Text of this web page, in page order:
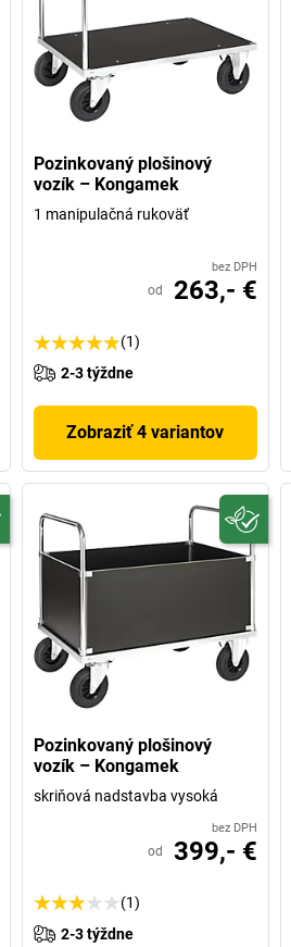
Pozinkovaný plošinový
vozík – Kongamek
1 manipulačná rukoväť
bez DPH
od 263,- €
(1)
2-3 týždne
Zobraziť 4 variantov
Pozinkovaný plošinový
vozík – Kongamek
skriňová nadstavba vysoká
bez DPH
od 399,- €
(1)
2-3 týždne